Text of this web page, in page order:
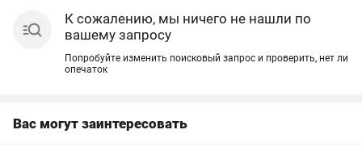
К сожалению, мы ничего не нашли по
вашему запросу
Попробуйте изменить поисковый запрос и проверить, нет ли
опечаток
Вас могут заинтересовать